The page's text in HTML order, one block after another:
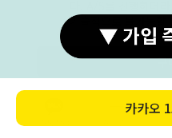
구
기술적으로 불가능할
업으로 인해 마감,
약간의 오차가 생길
이로 인한 환불 및 교
카카오